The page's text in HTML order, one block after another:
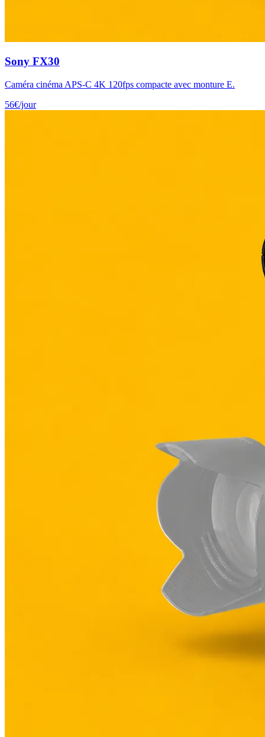
Sony FX30
Caméra cinéma APS-C 4K 120fps compacte avec monture E.
56€/jour